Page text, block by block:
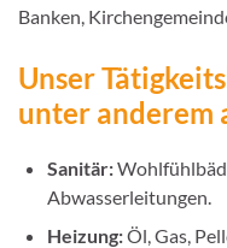
Banken,
Unser
unter anderem
Sanitär:
Abwasserleitungen.
Heizung:Öl, Gas,